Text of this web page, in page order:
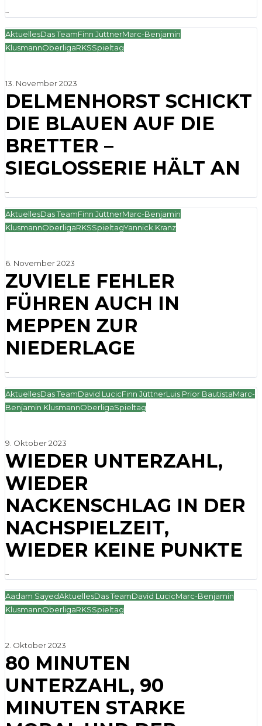
...
AktuellesDas TeamFinn JüttnerMarc-Benjamin
KlusmannOberligaRKSSpieltag
13. November 2023
DELMENHORST SCHICKT
DIE BLAUEN AUF DIE
BRETTER –
SIEGLOSSERIE HÄLT AN
...
AktuellesDas TeamFinn JüttnerMarc-Benjamin
KlusmannOberligaRKSSpieltagYannick Kranz
6. November 2023
ZUVIELE FEHLER
FÜHREN AUCH IN
MEPPEN ZUR
NIEDERLAGE
...
AktuellesDas TeamDavid LucicFinn JüttnerLuis Prior BautistaMarc-
Benjamin KlusmannOberligaSpieltag
9. Oktober 2023
WIEDER UNTERZAHL,
WIEDER
NACKENSCHLAG IN DER
NACHSPIELZEIT,
WIEDER KEINE PUNKTE
...
Aadam SayedAktuellesDas TeamDavid LucicMarc-Benjamin
KlusmannOberligaRKSSpieltag
2. Oktober 2023
80 MINUTEN
UNTERZAHL, 90
MINUTEN STARKE